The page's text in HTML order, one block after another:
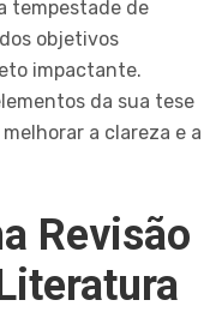
tempestade de
objetivos
impactante.
da sua tese
melhorar a clareza e a
Revisão